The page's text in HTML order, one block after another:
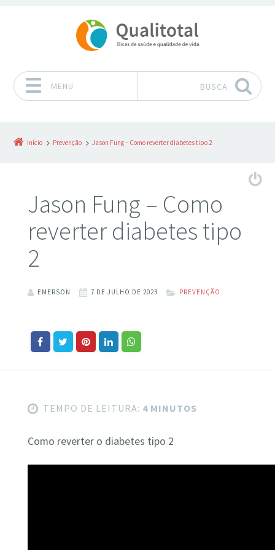
MENU BUSCA
Início Prevenção Jason Fung – Como reverter diabetes tipo 2
Jason Fung – Como
reverter diabetes tipo
2
EMERSON 7 DE JULHO DE 2023 PREVENÇÃO
TEMPO DE LEITURA: 4 MINUTOS
Como reverter o diabetes tipo 2